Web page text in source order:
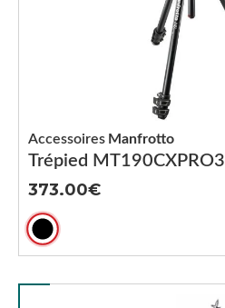
Trépied MT190CXPRO3
Accessoires Manfrotto
373.00